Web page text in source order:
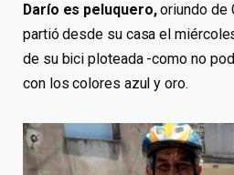
Darío es peluquero,oriundo de
partió desde su casa el
de su bici ploteada -como no
con los colores azul y oro.